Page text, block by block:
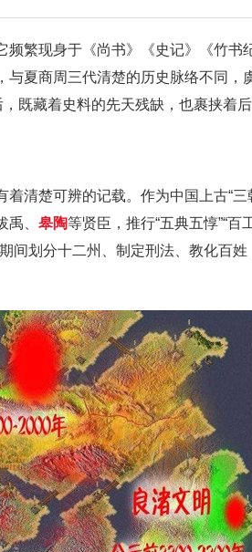
繁现身于《尚书》《史记》《竹书
夏商周三代清楚的历史脉络不同
既藏着史料的先天残缺，也裹挟着
清楚可辨的记载。作为中国上古“
、 皋陶等贤臣，推行“五典五惇”“
间划分十二州、制定刑法、教化百